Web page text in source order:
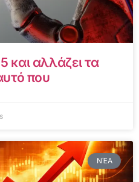
και αλλάζει τα
που
ΝΈΑ